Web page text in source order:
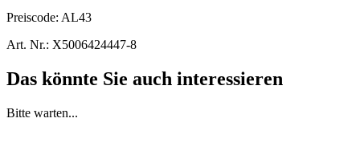
Preiscode: AL43
Art. Nr.: X5006424447-8
Das könnte Sie auch interessieren
Bitte warten...